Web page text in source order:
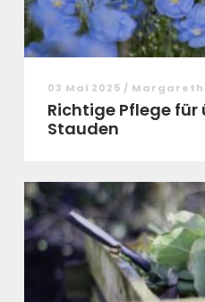
03 Mai 2025 /
Richtige Pflege
Stauden